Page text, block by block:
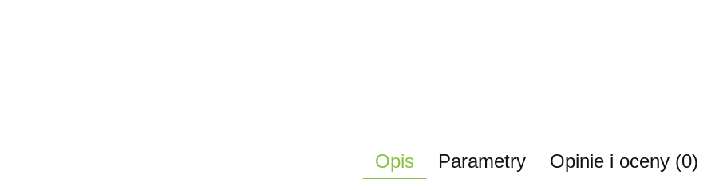
Opis Parametry Opinie i oceny (0)